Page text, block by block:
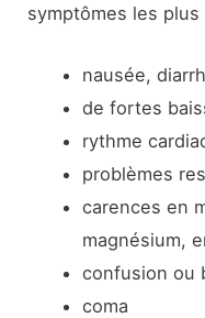
symptômes les
nausée,
de fortes
rythme
problèmes
carences en
magnésium,
confusion ou
coma